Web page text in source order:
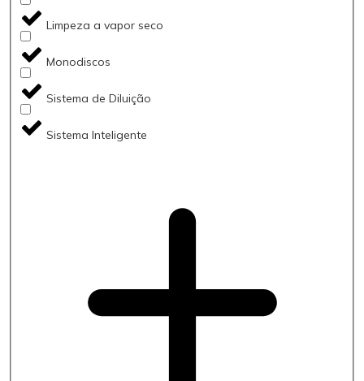
Limpeza a vapor seco
Monodiscos
Sistema de Diluição
Sistema Inteligente